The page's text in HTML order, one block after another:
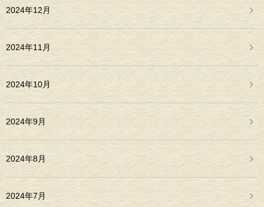
2024年12月
2024年11月
2024年10月
2024年9月
2024年8月
2024年7月